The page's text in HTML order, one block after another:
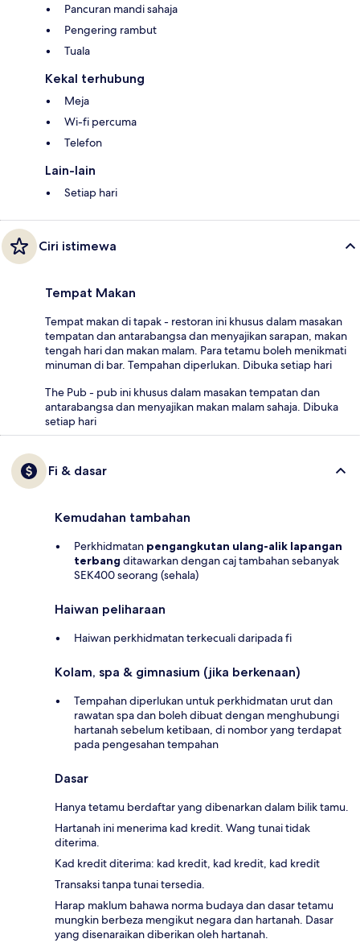
Pancuran mandi sahaja
Pengering rambut
Tuala
Kekal terhubung
Meja
Wi-fi percuma
Telefon
Lain-lain
Setiap hari
Ciri istimewa
Tempat Makan
Tempat makan di tapak - restoran ini khusus dalam masakan
tempatan dan antarabangsa dan menyajikan sarapan, makan
tengah hari dan makan malam. Para tetamu boleh menikmati
minuman di bar. Tempahan diperlukan. Dibuka setiap hari
The Pub - pub ini khusus dalam masakan tempatan dan
antarabangsa dan menyajikan makan malam sahaja. Dibuka
setiap hari
Fi & dasar
Kemudahan tambahan
Perkhidmatan pengangkutan ulang-alik lapangan
terbang ditawarkan dengan caj tambahan sebanyak
SEK400 seorang (sehala)
Haiwan peliharaan
Haiwan perkhidmatan terkecuali daripada fi
Kolam, spa & gimnasium (jika berkenaan)
Tempahan diperlukan untuk perkhidmatan urut dan
rawatan spa dan boleh dibuat dengan menghubungi
hartanah sebelum ketibaan, di nombor yang terdapat
pada pengesahan tempahan
Dasar
Hanya tetamu berdaftar yang dibenarkan dalam bilik tamu.
Hartanah ini menerima kad kredit. Wang tunai tidak
diterima.
Kad kredit diterima: kad kredit, kad kredit, kad kredit
Transaksi tanpa tunai tersedia.
Harap maklum bahawa norma budaya dan dasar tetamu
mungkin berbeza mengikut negara dan hartanah. Dasar
yang disenaraikan diberikan oleh hartanah.